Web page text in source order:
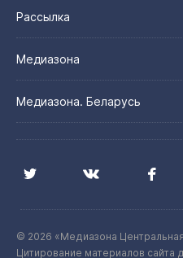
Рассылка
Медиазона
Медиазона. Беларусь
© 2026 «Медиазона
Цитирование материалов сайта